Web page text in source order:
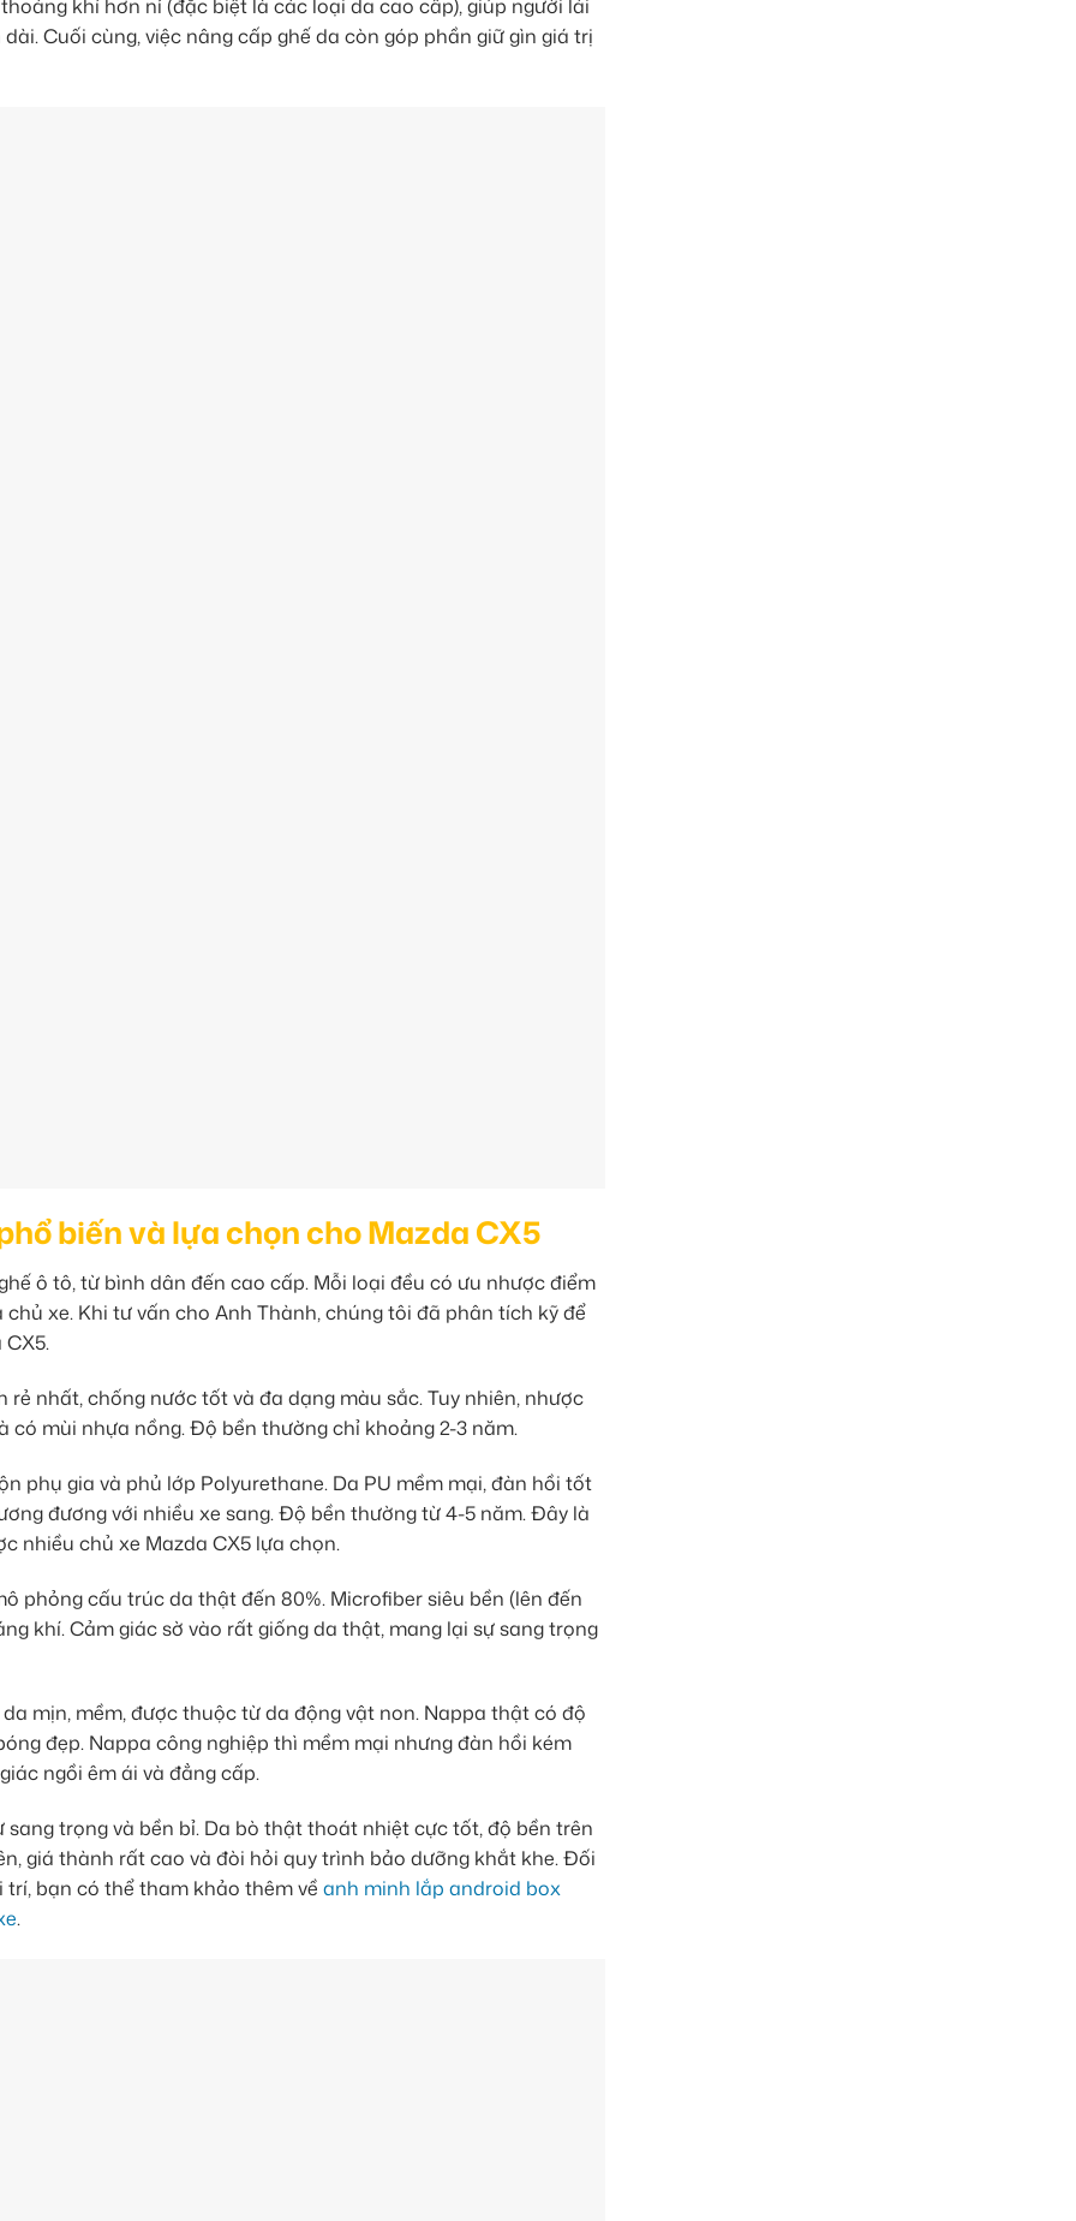
khí hơn nỉ (đặc biệt là các loại da cao cấp), giúp người lái
Cuối cùng, việc nâng cấp ghế da còn góp phần giữ gìn giá trị
biến và lựa chọn cho Mazda CX5
ô tô, từ bình dân đến cao cấp. Mỗi loại đều có ưu nhược điểm
xe. Khi tư vấn cho Anh Thành, chúng tôi đã phân tích kỹ để
nhất, chống nước tốt và đa dạng màu sắc. Tuy nhiên, nhược
có mùi nhựa nồng. Độ bền thường chỉ khoảng 2-3 năm.
phụ gia và phủ lớp Polyurethane. Da PU mềm mại, đàn hồi tốt
đương với nhiều xe sang. Độ bền thường từ 4-5 năm. Đây là
nhiều chủ xe Mazda CX5 lựa chọn.
phỏng cấu trúc da thật đến 80%. Microfiber siêu bền (lên đến
khí. Cảm giác sờ vào rất giống da thật, mang lại sự sang trọng
mịn, mềm, được thuộc từ da động vật non. Nappa thật có độ
đẹp. Nappa công nghiệp thì mềm mại nhưng đàn hồi kém
ngồi êm ái và đẳng cấp.
trọng và bền bỉ. Da bò thật thoát nhiệt cực tốt, độ bền trên
giá thành rất cao và đòi hỏi quy trình bảo dưỡng khắt khe. Đối
bạn có thể tham khảo thêm về anh minh lắp android box
.